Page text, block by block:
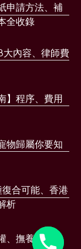
申請方法、補
全收錄
內容、律師費
】程序、費用
物歸屬你要知
合可能、香港
析
、撫養權點樣